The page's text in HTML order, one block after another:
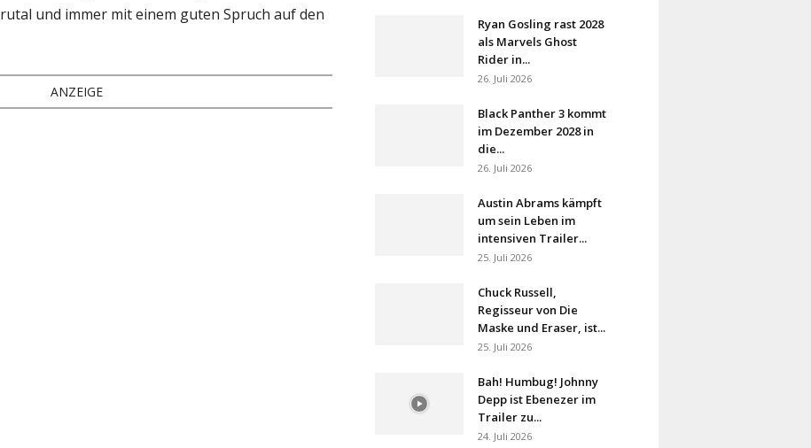
und immer mit einem guten Spruch auf den
ANZEIGE
Ryan Gosling rast 2028
als Marvels Ghost
Rider in...
26. Juli 2026
Black Panther 3 kommt
im Dezember 2028 in
die...
26. Juli 2026
Austin Abrams kämpft
um sein Leben im
intensiven Trailer...
25. Juli 2026
Chuck Russell,
Regisseur von Die
Maske und Eraser, ist...
25. Juli 2026
Bah! Humbug! Johnny
Depp ist Ebenezer im
Trailer zu...
24. Juli 2026